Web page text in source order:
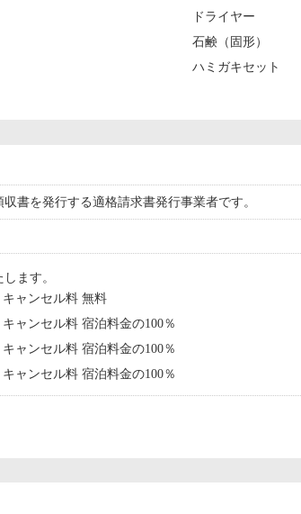
ドライヤー
石鹸（固形）
ハミガキセット
書を発行する適格請求書発行事業者です。
ます。
キャンセル料 無料
キャンセル料 宿泊料金の100％
キャンセル料 宿泊料金の100％
キャンセル料 宿泊料金の100％